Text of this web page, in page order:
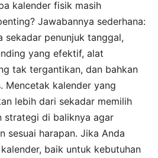
kalender fisik masih
Jawabannya sederhana:
sekadar penunjuk tanggal,
yang efektif, alat
tak tergantikan, dan bahkan
Mencetak kalender yang
lebih dari sekadar memilih
strategi di baliknya agar
sesuai harapan. Jika Anda
baik untuk kebutuhan